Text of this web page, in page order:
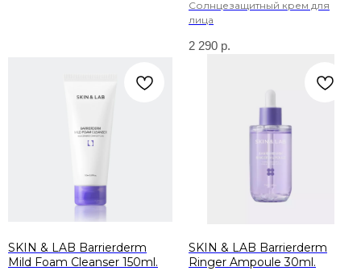
Солнцезащитный крем для
лица
2 290 р.
SKIN & LAB Barrierderm
Mild Foam Cleanser 150ml.
SKIN & LAB Barrierderm
Ringer Ampoule 30ml.